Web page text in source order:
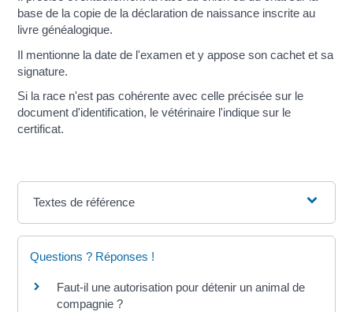
base de la copie de la déclaration de naissance inscrite au
livre généalogique.
Il mentionne la date de l'examen et y appose son cachet et sa
signature.
Si la race n'est pas cohérente avec celle précisée sur le
document d'identification, le vétérinaire l'indique sur le
certificat.
Textes de référence
Questions ? Réponses !
Faut-il une autorisation pour détenir un animal de
compagnie ?